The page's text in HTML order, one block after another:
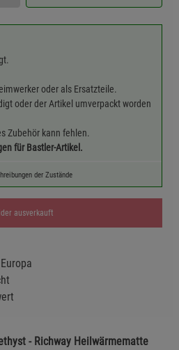
oder als Ersatzteile.
oder der Artikel umverpackt worden
Zubehör kann fehlen.
für Bastler-Artikel.
der Zustände
ausverkauft
- Richway Heilwärmematte